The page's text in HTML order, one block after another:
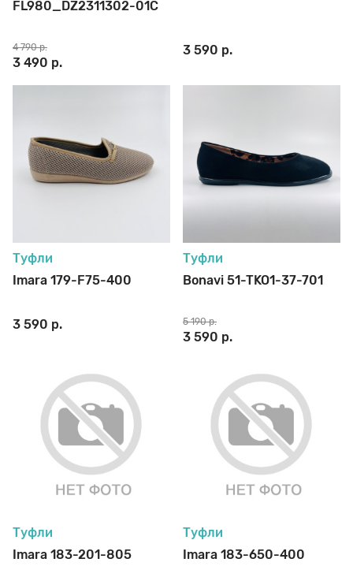
FL980_DZ2311302-01C
3 490 р.
4 790 р. 3 590 р.
Туфли
Imara 179-F75-400
3 590 р.
Туфли
Bonavi 51-TKO1-37-701
3 590 р.
5 190 р.
Туфли
Imara 183-201-805
Туфли
Imara 183-650-400